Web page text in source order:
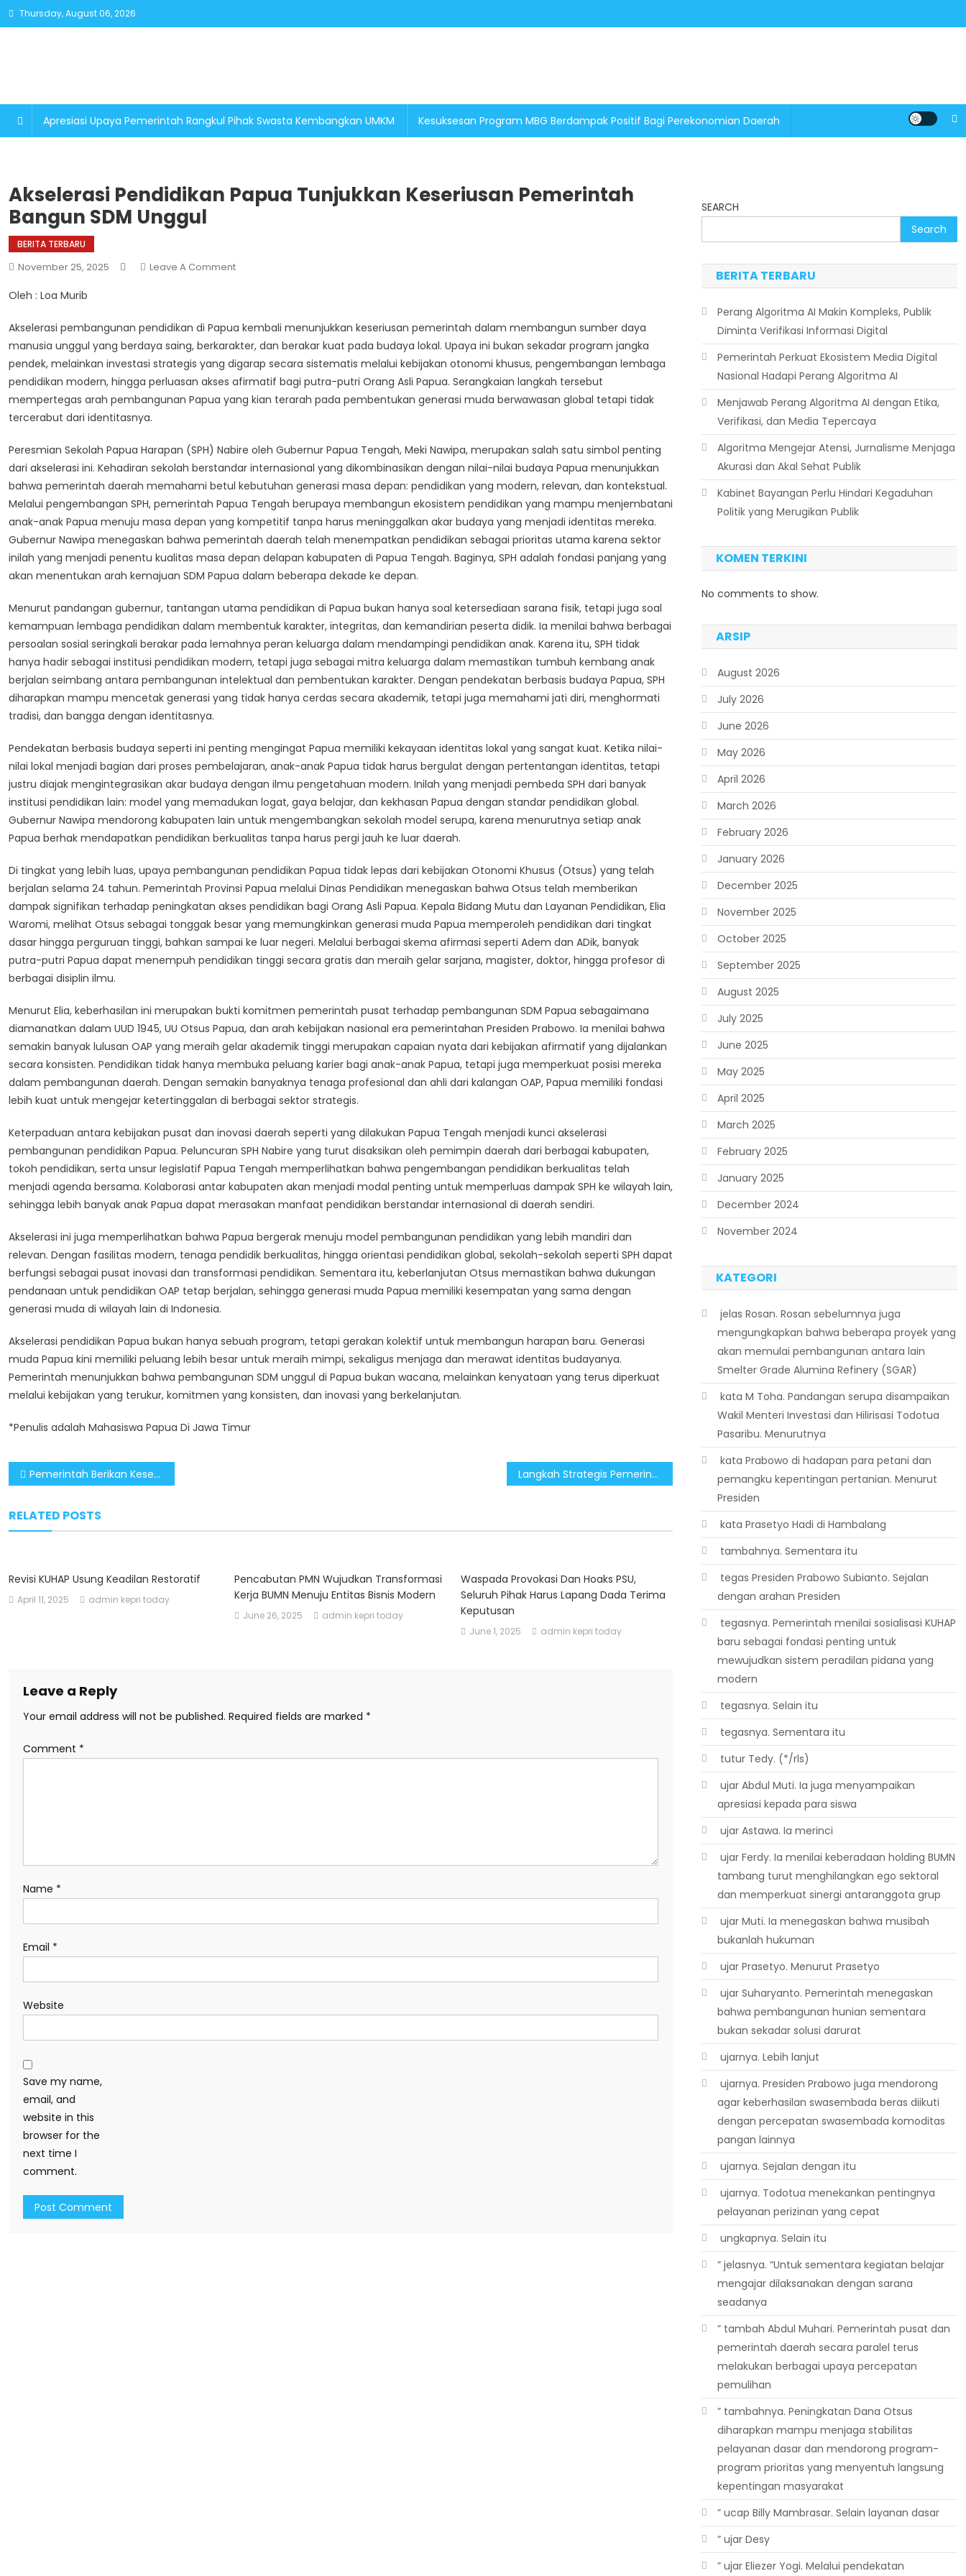
Skip
to
Thursday, August 06, 2026
Apresiasi Upaya Pemerintah Rangkul Pihak Swasta Kembangkan UMKM Kesuksesan Program MBG Berdampak Positif Bagi Perekonomian Daerah
Akselerasi Pendidikan Papua Tunjukkan Keseriusan Pemerintah
Bangun SDM Unggul
BERITA TERBARU
November 25, 2025 Leave A CommentOn
Tunjukkan
Keseriusan
Pemerintah
Bangun
SDM
Oleh : Loa Murib
Akselerasi pembangunan pendidikan di Papua kembali menunjukkan keseriusan pemerintah dalam membangun sumber daya
manusia unggul yang berdaya saing, berkarakter, dan berakar kuat pada budaya lokal. Upaya ini bukan sekadar program jangka
pendek, melainkan investasi strategis yang digarap secara sistematis melalui kebijakan otonomi khusus, pengembangan lembaga
pendidikan modern, hingga perluasan akses afirmatif bagi putra-putri Orang Asli Papua. Serangkaian langkah tersebut
mempertegas arah pembangunan Papua yang kian terarah pada pembentukan generasi muda berwawasan global tetapi tidak
tercerabut dari identitasnya.
Peresmian Sekolah Papua Harapan (SPH) Nabire oleh Gubernur Papua Tengah, Meki Nawipa, merupakan salah satu simbol penting
dari akselerasi ini. Kehadiran sekolah berstandar internasional yang dikombinasikan dengan nilai-nilai budaya Papua menunjukkan
bahwa pemerintah daerah memahami betul kebutuhan generasi masa depan: pendidikan yang modern, relevan, dan kontekstual.
Melalui pengembangan SPH, pemerintah Papua Tengah berupaya membangun ekosistem pendidikan yang mampu menjembatani
anak-anak Papua menuju masa depan yang kompetitif tanpa harus meninggalkan akar budaya yang menjadi identitas mereka.
Gubernur Nawipa menegaskan bahwa pemerintah daerah telah menempatkan pendidikan sebagai prioritas utama karena sektor
inilah yang menjadi penentu kualitas masa depan delapan kabupaten di Papua Tengah. Baginya, SPH adalah fondasi panjang yang
akan menentukan arah kemajuan SDM Papua dalam beberapa dekade ke depan.
Menurut pandangan gubernur, tantangan utama pendidikan di Papua bukan hanya soal ketersediaan sarana fisik, tetapi juga soal
kemampuan lembaga pendidikan dalam membentuk karakter, integritas, dan kemandirian peserta didik. Ia menilai bahwa berbagai
persoalan sosial seringkali berakar pada lemahnya peran keluarga dalam mendampingi pendidikan anak. Karena itu, SPH tidak
hanya hadir sebagai institusi pendidikan modern, tetapi juga sebagai mitra keluarga dalam memastikan tumbuh kembang anak
berjalan seimbang antara pembangunan intelektual dan pembentukan karakter. Dengan pendekatan berbasis budaya Papua, SPH
diharapkan mampu mencetak generasi yang tidak hanya cerdas secara akademik, tetapi juga memahami jati diri, menghormati
tradisi, dan bangga dengan identitasnya.
Pendekatan berbasis budaya seperti ini penting mengingat Papua memiliki kekayaan identitas lokal yang sangat kuat. Ketika nilai-
nilai lokal menjadi bagian dari proses pembelajaran, anak-anak Papua tidak harus bergulat dengan pertentangan identitas, tetapi
justru diajak mengintegrasikan akar budaya dengan ilmu pengetahuan modern. Inilah yang menjadi pembeda SPH dari banyak
institusi pendidikan lain: model yang memadukan logat, gaya belajar, dan kekhasan Papua dengan standar pendidikan global.
Gubernur Nawipa mendorong kabupaten lain untuk mengembangkan sekolah model serupa, karena menurutnya setiap anak
Papua berhak mendapatkan pendidikan berkualitas tanpa harus pergi jauh ke luar daerah.
Di tingkat yang lebih luas, upaya pembangunan pendidikan Papua tidak lepas dari kebijakan Otonomi Khusus (Otsus) yang telah
berjalan selama 24 tahun. Pemerintah Provinsi Papua melalui Dinas Pendidikan menegaskan bahwa Otsus telah memberikan
dampak signifikan terhadap peningkatan akses pendidikan bagi Orang Asli Papua. Kepala Bidang Mutu dan Layanan Pendidikan, Elia
Waromi, melihat Otsus sebagai tonggak besar yang memungkinkan generasi muda Papua memperoleh pendidikan dari tingkat
dasar hingga perguruan tinggi, bahkan sampai ke luar negeri. Melalui berbagai skema afirmasi seperti Adem dan ADik, banyak
putra-putri Papua dapat menempuh pendidikan tinggi secara gratis dan meraih gelar sarjana, magister, doktor, hingga profesor di
berbagai disiplin ilmu.
Menurut Elia, keberhasilan ini merupakan bukti komitmen pemerintah pusat terhadap pembangunan SDM Papua sebagaimana
diamanatkan dalam UUD 1945, UU Otsus Papua, dan arah kebijakan nasional era pemerintahan Presiden Prabowo. Ia menilai bahwa
semakin banyak lulusan OAP yang meraih gelar akademik tinggi merupakan capaian nyata dari kebijakan afirmatif yang dijalankan
secara konsisten. Pendidikan tidak hanya membuka peluang karier bagi anak-anak Papua, tetapi juga memperkuat posisi mereka
dalam pembangunan daerah. Dengan semakin banyaknya tenaga profesional dan ahli dari kalangan OAP, Papua memiliki fondasi
lebih kuat untuk mengejar ketertinggalan di berbagai sektor strategis.
Keterpaduan antara kebijakan pusat dan inovasi daerah seperti yang dilakukan Papua Tengah menjadi kunci akselerasi
pembangunan pendidikan Papua. Peluncuran SPH Nabire yang turut disaksikan oleh pemimpin daerah dari berbagai kabupaten,
tokoh pendidikan, serta unsur legislatif Papua Tengah memperlihatkan bahwa pengembangan pendidikan berkualitas telah
menjadi agenda bersama. Kolaborasi antar kabupaten akan menjadi modal penting untuk memperluas dampak SPH ke wilayah lain,
sehingga lebih banyak anak Papua dapat merasakan manfaat pendidikan berstandar internasional di daerah sendiri.
Akselerasi ini juga memperlihatkan bahwa Papua bergerak menuju model pembangunan pendidikan yang lebih mandiri dan
relevan. Dengan fasilitas modern, tenaga pendidik berkualitas, hingga orientasi pendidikan global, sekolah-sekolah seperti SPH dapat
berfungsi sebagai pusat inovasi dan transformasi pendidikan. Sementara itu, keberlanjutan Otsus memastikan bahwa dukungan
pendanaan untuk pendidikan OAP tetap berjalan, sehingga generasi muda Papua memiliki kesempatan yang sama dengan
generasi muda di wilayah lain di Indonesia.
Akselerasi pendidikan Papua bukan hanya sebuah program, tetapi gerakan kolektif untuk membangun harapan baru. Generasi
muda Papua kini memiliki peluang lebih besar untuk meraih mimpi, sekaligus menjaga dan merawat identitas budayanya.
Pemerintah menunjukkan bahwa pembangunan SDM unggul di Papua bukan wacana, melainkan kenyataan yang terus diperkuat
melalui kebijakan yang terukur, komitmen yang konsisten, dan inovasi yang berkelanjutan.
*Penulis adalah Mahasiswa Papua Di Jawa Timur
Post
Pemerintah Berikan Kesempatan Bagi Lulusan Baru Melalui Program Magang Nasional Langkah Strategis Pemerintah Memajukan Pendidikan Papua untuk Masa Depan Berdaya Saing
RELATED POSTS
Revisi KUHAP Usung Keadilan Restoratif
April 11, 2025 admin kepri today
Pencabutan PMN Wujudkan Transformasi
Kerja BUMN Menuju Entitas Bisnis Modern
June 26, 2025 admin kepri today
Waspada Provokasi Dan Hoaks PSU,
Seluruh Pihak Harus Lapang Dada Terima
Keputusan
June 1, 2025 admin kepri today
Leave a Reply
Your email address will not be published. Required fields are marked *
Comment *
Name *
Email *
Website
Save my name,
email, and
website in this
browser for the
next time I
comment.
SEARCH
Search
BERITA TERBARU
Perang Algoritma AI Makin Kompleks, Publik
Diminta Verifikasi Informasi Digital
Pemerintah Perkuat Ekosistem Media Digital
Nasional Hadapi Perang Algoritma AI
Menjawab Perang Algoritma AI dengan Etika,
Verifikasi, dan Media Tepercaya
Algoritma Mengejar Atensi, Jurnalisme Menjaga
Akurasi dan Akal Sehat Publik
Kabinet Bayangan Perlu Hindari Kegaduhan
Politik yang Merugikan Publik
KOMEN TERKINI
No comments to show.
ARSIP
August 2026
July 2026
June 2026
May 2026
April 2026
March 2026
February 2026
January 2026
December 2025
November 2025
October 2025
September 2025
August 2025
July 2025
June 2025
May 2025
April 2025
March 2025
February 2025
January 2025
December 2024
November 2024
KATEGORI
 jelas Rosan. Rosan sebelumnya juga
mengungkapkan bahwa beberapa proyek yang
akan memulai pembangunan antara lain
Smelter Grade Alumina Refinery (SGAR)
 kata M Toha. Pandangan serupa disampaikan
Wakil Menteri Investasi dan Hilirisasi Todotua
Pasaribu. Menurutnya
 kata Prabowo di hadapan para petani dan
pemangku kepentingan pertanian. Menurut
Presiden
 kata Prasetyo Hadi di Hambalang
 tambahnya. Sementara itu
 tegas Presiden Prabowo Subianto. Sejalan
dengan arahan Presiden
 tegasnya. Pemerintah menilai sosialisasi KUHAP
baru sebagai fondasi penting untuk
mewujudkan sistem peradilan pidana yang
modern
 tegasnya. Selain itu
 tegasnya. Sementara itu
 tutur Tedy. (*/rls)
 ujar Abdul Muti. Ia juga menyampaikan
apresiasi kepada para siswa
 ujar Astawa. Ia merinci
 ujar Ferdy. Ia menilai keberadaan holding BUMN
tambang turut menghilangkan ego sektoral
dan memperkuat sinergi antaranggota grup
 ujar Muti. Ia menegaskan bahwa musibah
bukanlah hukuman
 ujar Prasetyo. Menurut Prasetyo
 ujar Suharyanto. Pemerintah menegaskan
bahwa pembangunan hunian sementara
bukan sekadar solusi darurat
 ujarnya. Lebih lanjut
 ujarnya. Presiden Prabowo juga mendorong
agar keberhasilan swasembada beras diikuti
dengan percepatan swasembada komoditas
pangan lainnya
 ujarnya. Sejalan dengan itu
 ujarnya. Todotua menekankan pentingnya
pelayanan perizinan yang cepat
 ungkapnya. Selain itu
” jelasnya. “Untuk sementara kegiatan belajar
mengajar dilaksanakan dengan sarana
seadanya
” tambah Abdul Muhari. Pemerintah pusat dan
pemerintah daerah secara paralel terus
melakukan berbagai upaya percepatan
pemulihan
” tambahnya. Peningkatan Dana Otsus
diharapkan mampu menjaga stabilitas
pelayanan dasar dan mendorong program-
program prioritas yang menyentuh langsung
kepentingan masyarakat
” ucap Billy Mambrasar. Selain layanan dasar
” ujar Desy
” ujar Eliezer Yogi. Melalui pendekatan